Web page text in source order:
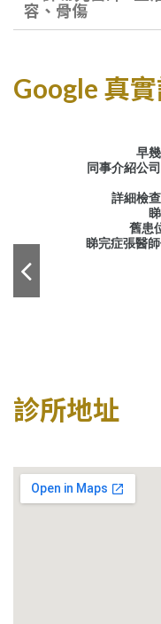
容、骨傷
Google 真
早
同事介紹公
詳細檢
舊患
睇完症張醫
診所地址